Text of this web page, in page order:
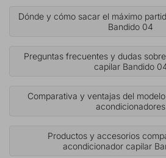
Dónde y cómo sacar el máximo
Bandido 04
Preguntas frecuentes y dudas
capilar Bandido
Comparativa y ventajas del
acondicionadores
Productos y accesorios
acondicionador capilar